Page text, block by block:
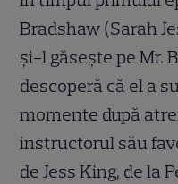
Bradshaw (Sarah
și-l găsește pe Mr.
descoperă că el a
momente după
instructorul său
de Jess King, de la